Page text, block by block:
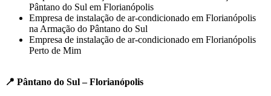
Pântano do Sul em Florianópolis
Empresa de instalação de ar-condicionado em Florianópolis
na Armação do Pântano do Sul
Empresa de instalação de ar-condicionado em Florianópolis
Perto de Mim
📍 Pântano do Sul – Florianópolis